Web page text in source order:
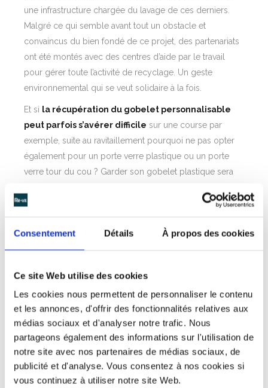
Consentement Détails À propos des cookies
Ce site Web utilise des cookies
Les cookies nous permettent de personnaliser le contenu
et les annonces, d'offrir des fonctionnalités relatives aux
médias sociaux et d'analyser notre trafic. Nous
partageons également des informations sur l'utilisation de
notre site avec nos partenaires de médias sociaux, de
publicité et d'analyse. Vous consentez à nos cookies si
vous continuez à utiliser notre site Web.
une infrastructure chargée du lavage de ces derniers.
Malgré ce qui semble avant tout un obstacle et
convaincus du bien fondé de ce projet, des partenariats
ont été montés avec des centres d’aide par le travail
pour gérer toute l’activité de recyclage. Un geste
environnemental qui se veut solidaire à la fois.
Et si la récupération du gobelet personnalisable
peut parfois s’avérer difficile sur une course par
exemple, suite au ravitaillement pourquoi ne pas opter
également pour un porte verre plastique ou un porte
verre tour du cou ? Garder son gobelet plastique sera
Un geste fort pour
l’environnement
Grâce aux efforts et aux partenariats développés, les
résultats sur la réduction des déchets plastiques dus aux
gobelets jetables est visible. Parmi les chiffres clés
constatés, les manifestations organisées sur les circuits
automobiles du Mans ont connu une réduction de 5
tonnes de déchets plastiques grâce au gobelet